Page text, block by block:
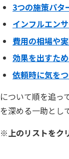
3つの施策パタ
インフルエン
費用の相場や
効果を出すた
依頼時に気を
について順を追っ
を深める一助とし
※上のリストをク